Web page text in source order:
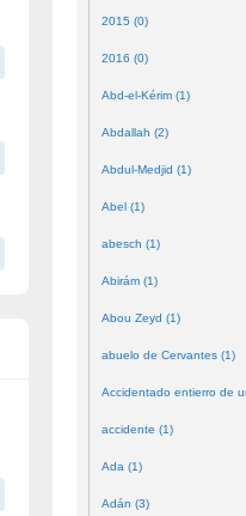
2015 (0)
2016 (0)
Abd-el-Kérim (1)
Abdallah (2)
Abdul-Medjid (1)
Abel (1)
abesch (1)
Abirám (1)
Abou Zeyd (1)
abuelo de Cervantes (1)
Accidentado entierro de
accidente (1)
Ada (1)
Adán (3)